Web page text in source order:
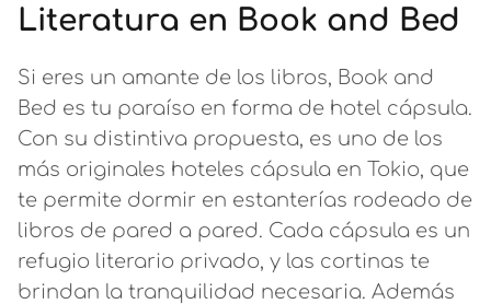
Literatura en Book and Bed
Si eres un amante de los libros, Book and
Bed es tu paraíso en forma de hotel cápsula.
Con su distintiva propuesta, es uno de los
más originales hoteles cápsula en Tokio, que
te permite dormir en estanterías rodeado de
libros de pared a pared. Cada cápsula es un
refugio literario privado, y las cortinas te
brindan la tranquilidad necesaria. Además